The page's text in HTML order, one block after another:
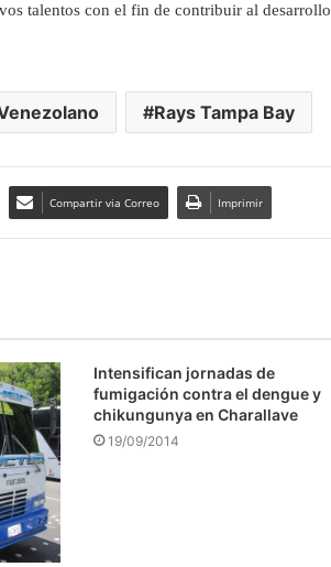
talentos con el fin de contribuir al desarrollo
Rays Tampa Bay
Compartir via Correo Imprimir
Intensifican jornadas de
fumigación contra el dengue y
chikungunya en Charallave
19/09/2014